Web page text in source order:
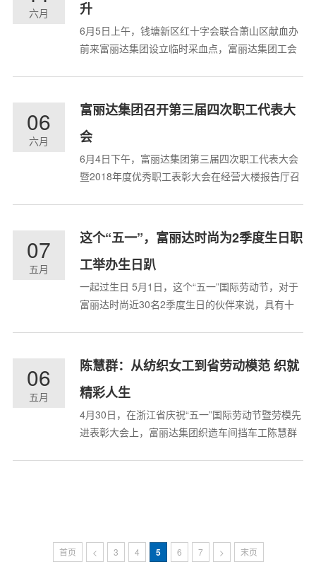
团...
六月
升
6月5日上午，钱塘新区红十字会联合萧山区献血办
前来富丽达集团设立临时采血点，富丽达集团工会
里，成功献血人员达84人，献血总量达30310毫
升，其中有60人一次献血400毫升。登记 当天上午
8时，当采血车缓缓...
06
六月
富丽达集团召开第三届四次职工代表大
会
6月4日下午，富丽达集团第三届四次职工代表大会
暨2018年度优秀职工表彰大会在经营大楼报告厅召
要讲话。党委副书记、工会主席王晓红主持会议。
王勤英、王月忠、蒲逸飞、章小燕等领导出席大
会。来自各部门、各子公司的职工代表...
07
五月
这个“五一”，富丽达时尚为2季度生日职
工举办生日趴
一起过生日 5月1日，这个“五一”国际劳动节，对于
富丽达时尚近30名2季度生日的伙伴来说，具有十
尚利用“五一”假期这天，在杭州海皇星生态乐园为
他们举办了以“春风十里，不如一起踏春的你”...
06
五月
陈慧群：从纺织女工到省劳动模范 织就
精彩人生
4月30日，在浙江省庆祝“五一”国际劳动节暨劳模先
进表彰大会上，富丽达集团织造车间挡车工陈慧群
首页 < 3 4 5 6 7 > 末页